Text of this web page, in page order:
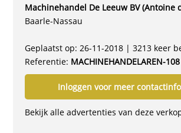
Machinehandel De Leeuw BV (Antoine
Baarle-Nassau
Geplaatst op: 26-11-2018 | 3213 keer
Referentie: MACHINEHANDELAREN-108
Inloggen voor meer
Bekijk alle advertenties van deze